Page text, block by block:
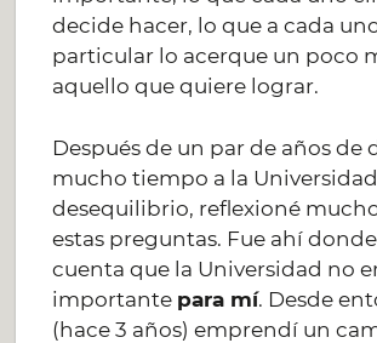
decide hacer, lo que a cada
particular lo acerque un poco
aquello que quiere lograr.
Después de un par de años de
mucho tiempo a la
desequilibrio, reflexioné
estas preguntas. Fue ahí
cuenta que la Universidad no
importante para mí. Desde
(hace 3 años) emprendí un